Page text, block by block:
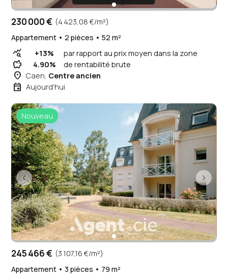
230 000 € (4 423,08 €/m²)
Appartement • 2 pièces • 52 m²
query_stats +13% par rapport au prix moyen dans la zone
savings 4.90% de rentabilité brute
place Caen, Centre ancien
event Aujourd'hui
Nouveau
245 466 € (3 107,16 €/m²)
Appartement • 3 pièces • 79 m²